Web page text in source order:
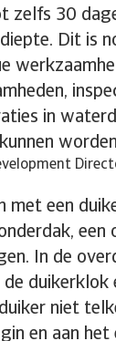
zelfs 30
Dit is
in
met een
een
In de
duikerklok
niet
en aan het